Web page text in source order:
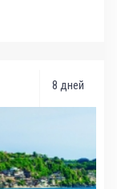
8 дней